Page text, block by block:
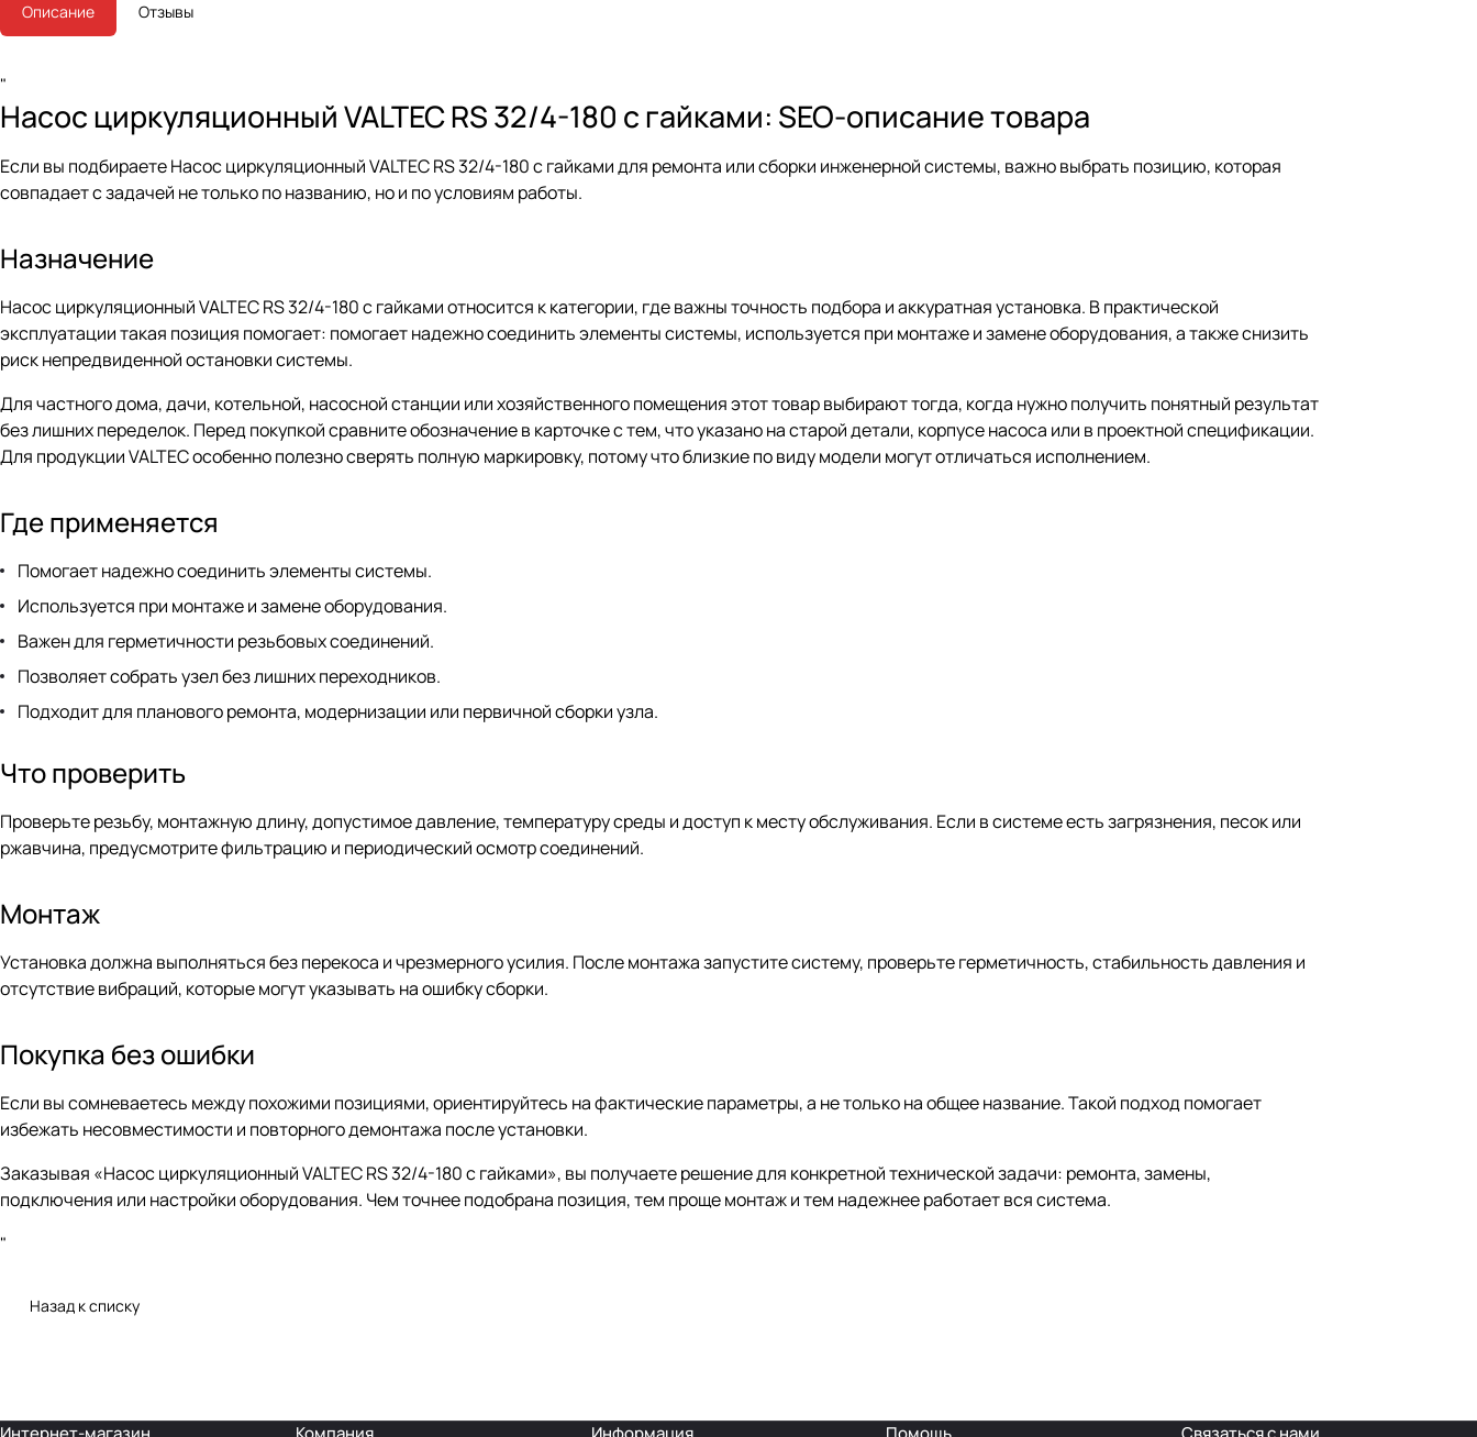
Описание Отзывы
"
Насос циркуляционный VALTEC RS 32/4-180 с гайками: SEO-описание товара
Если вы подбираете Насос циркуляционный VALTEC RS 32/4-180 с гайками для ремонта или сборки инженерной системы, важно выбрать позицию, которая
совпадает с задачей не только по названию, но и по условиям работы.
Назначение
Насос циркуляционный VALTEC RS 32/4-180 с гайками относится к категории, где важны точность подбора и аккуратная установка. В практической
эксплуатации такая позиция помогает: помогает надежно соединить элементы системы, используется при монтаже и замене оборудования, а также снизить
риск непредвиденной остановки системы.
Для частного дома, дачи, котельной, насосной станции или хозяйственного помещения этот товар выбирают тогда, когда нужно получить понятный результат
без лишних переделок. Перед покупкой сравните обозначение в карточке с тем, что указано на старой детали, корпусе насоса или в проектной спецификации.
Для продукции VALTEC особенно полезно сверять полную маркировку, потому что близкие по виду модели могут отличаться исполнением.
Где применяется
Помогает надежно соединить элементы системы.
Используется при монтаже и замене оборудования.
Важен для герметичности резьбовых соединений.
Позволяет собрать узел без лишних переходников.
Подходит для планового ремонта, модернизации или первичной сборки узла.
Что проверить
Проверьте резьбу, монтажную длину, допустимое давление, температуру среды и доступ к месту обслуживания. Если в системе есть загрязнения, песок или
ржавчина, предусмотрите фильтрацию и периодический осмотр соединений.
Монтаж
Установка должна выполняться без перекоса и чрезмерного усилия. После монтажа запустите систему, проверьте герметичность, стабильность давления и
отсутствие вибраций, которые могут указывать на ошибку сборки.
Покупка без ошибки
Если вы сомневаетесь между похожими позициями, ориентируйтесь на фактические параметры, а не только на общее название. Такой подход помогает
избежать несовместимости и повторного демонтажа после установки.
Заказывая «Насос циркуляционный VALTEC RS 32/4-180 с гайками», вы получаете решение для конкретной технической задачи: ремонта, замены,
подключения или настройки оборудования. Чем точнее подобрана позиция, тем проще монтаж и тем надежнее работает вся система.
"
Назад к списку